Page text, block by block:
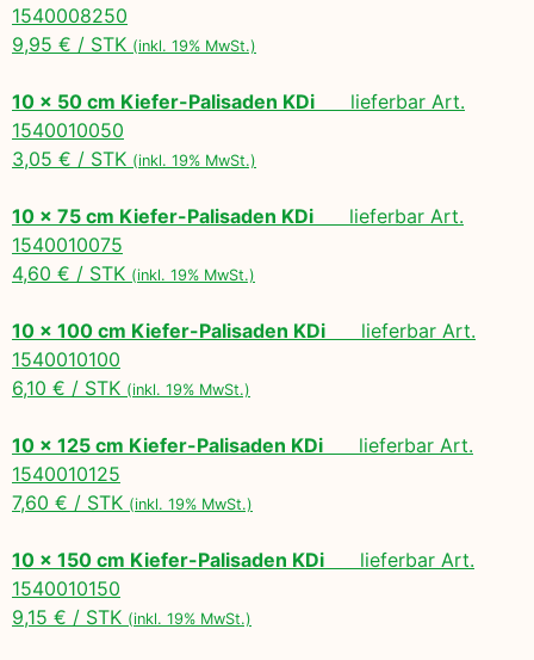
1540008250
9,95 € / STK (inkl. 19% MwSt.)
10 x 50 cm Kiefer-Palisaden KDi lieferbar Art.
1540010050
3,05 € / STK (inkl. 19% MwSt.)
10 x 75 cm Kiefer-Palisaden KDi lieferbar Art.
1540010075
4,60 € / STK (inkl. 19% MwSt.)
10 x 100 cm Kiefer-Palisaden KDi lieferbar Art.
1540010100
6,10 € / STK (inkl. 19% MwSt.)
10 x 125 cm Kiefer-Palisaden KDi lieferbar Art.
1540010125
7,60 € / STK (inkl. 19% MwSt.)
10 x 150 cm Kiefer-Palisaden KDi lieferbar Art.
1540010150
9,15 € / STK (inkl. 19% MwSt.)